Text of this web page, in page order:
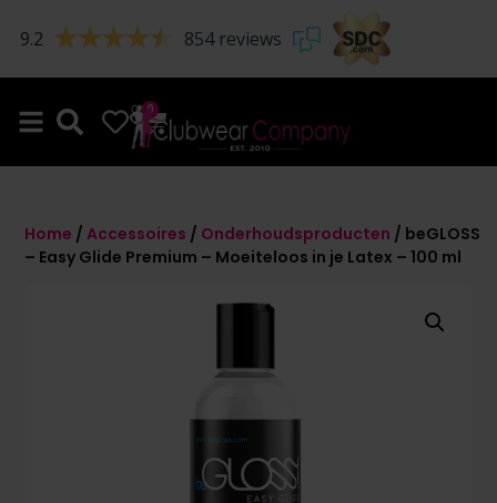
9.2 854 reviews
0 0
Home /Accessoires / Onderhoudsproducten / beGLOSS
– Easy Glide Premium – Moeiteloos in je Latex – 100 ml